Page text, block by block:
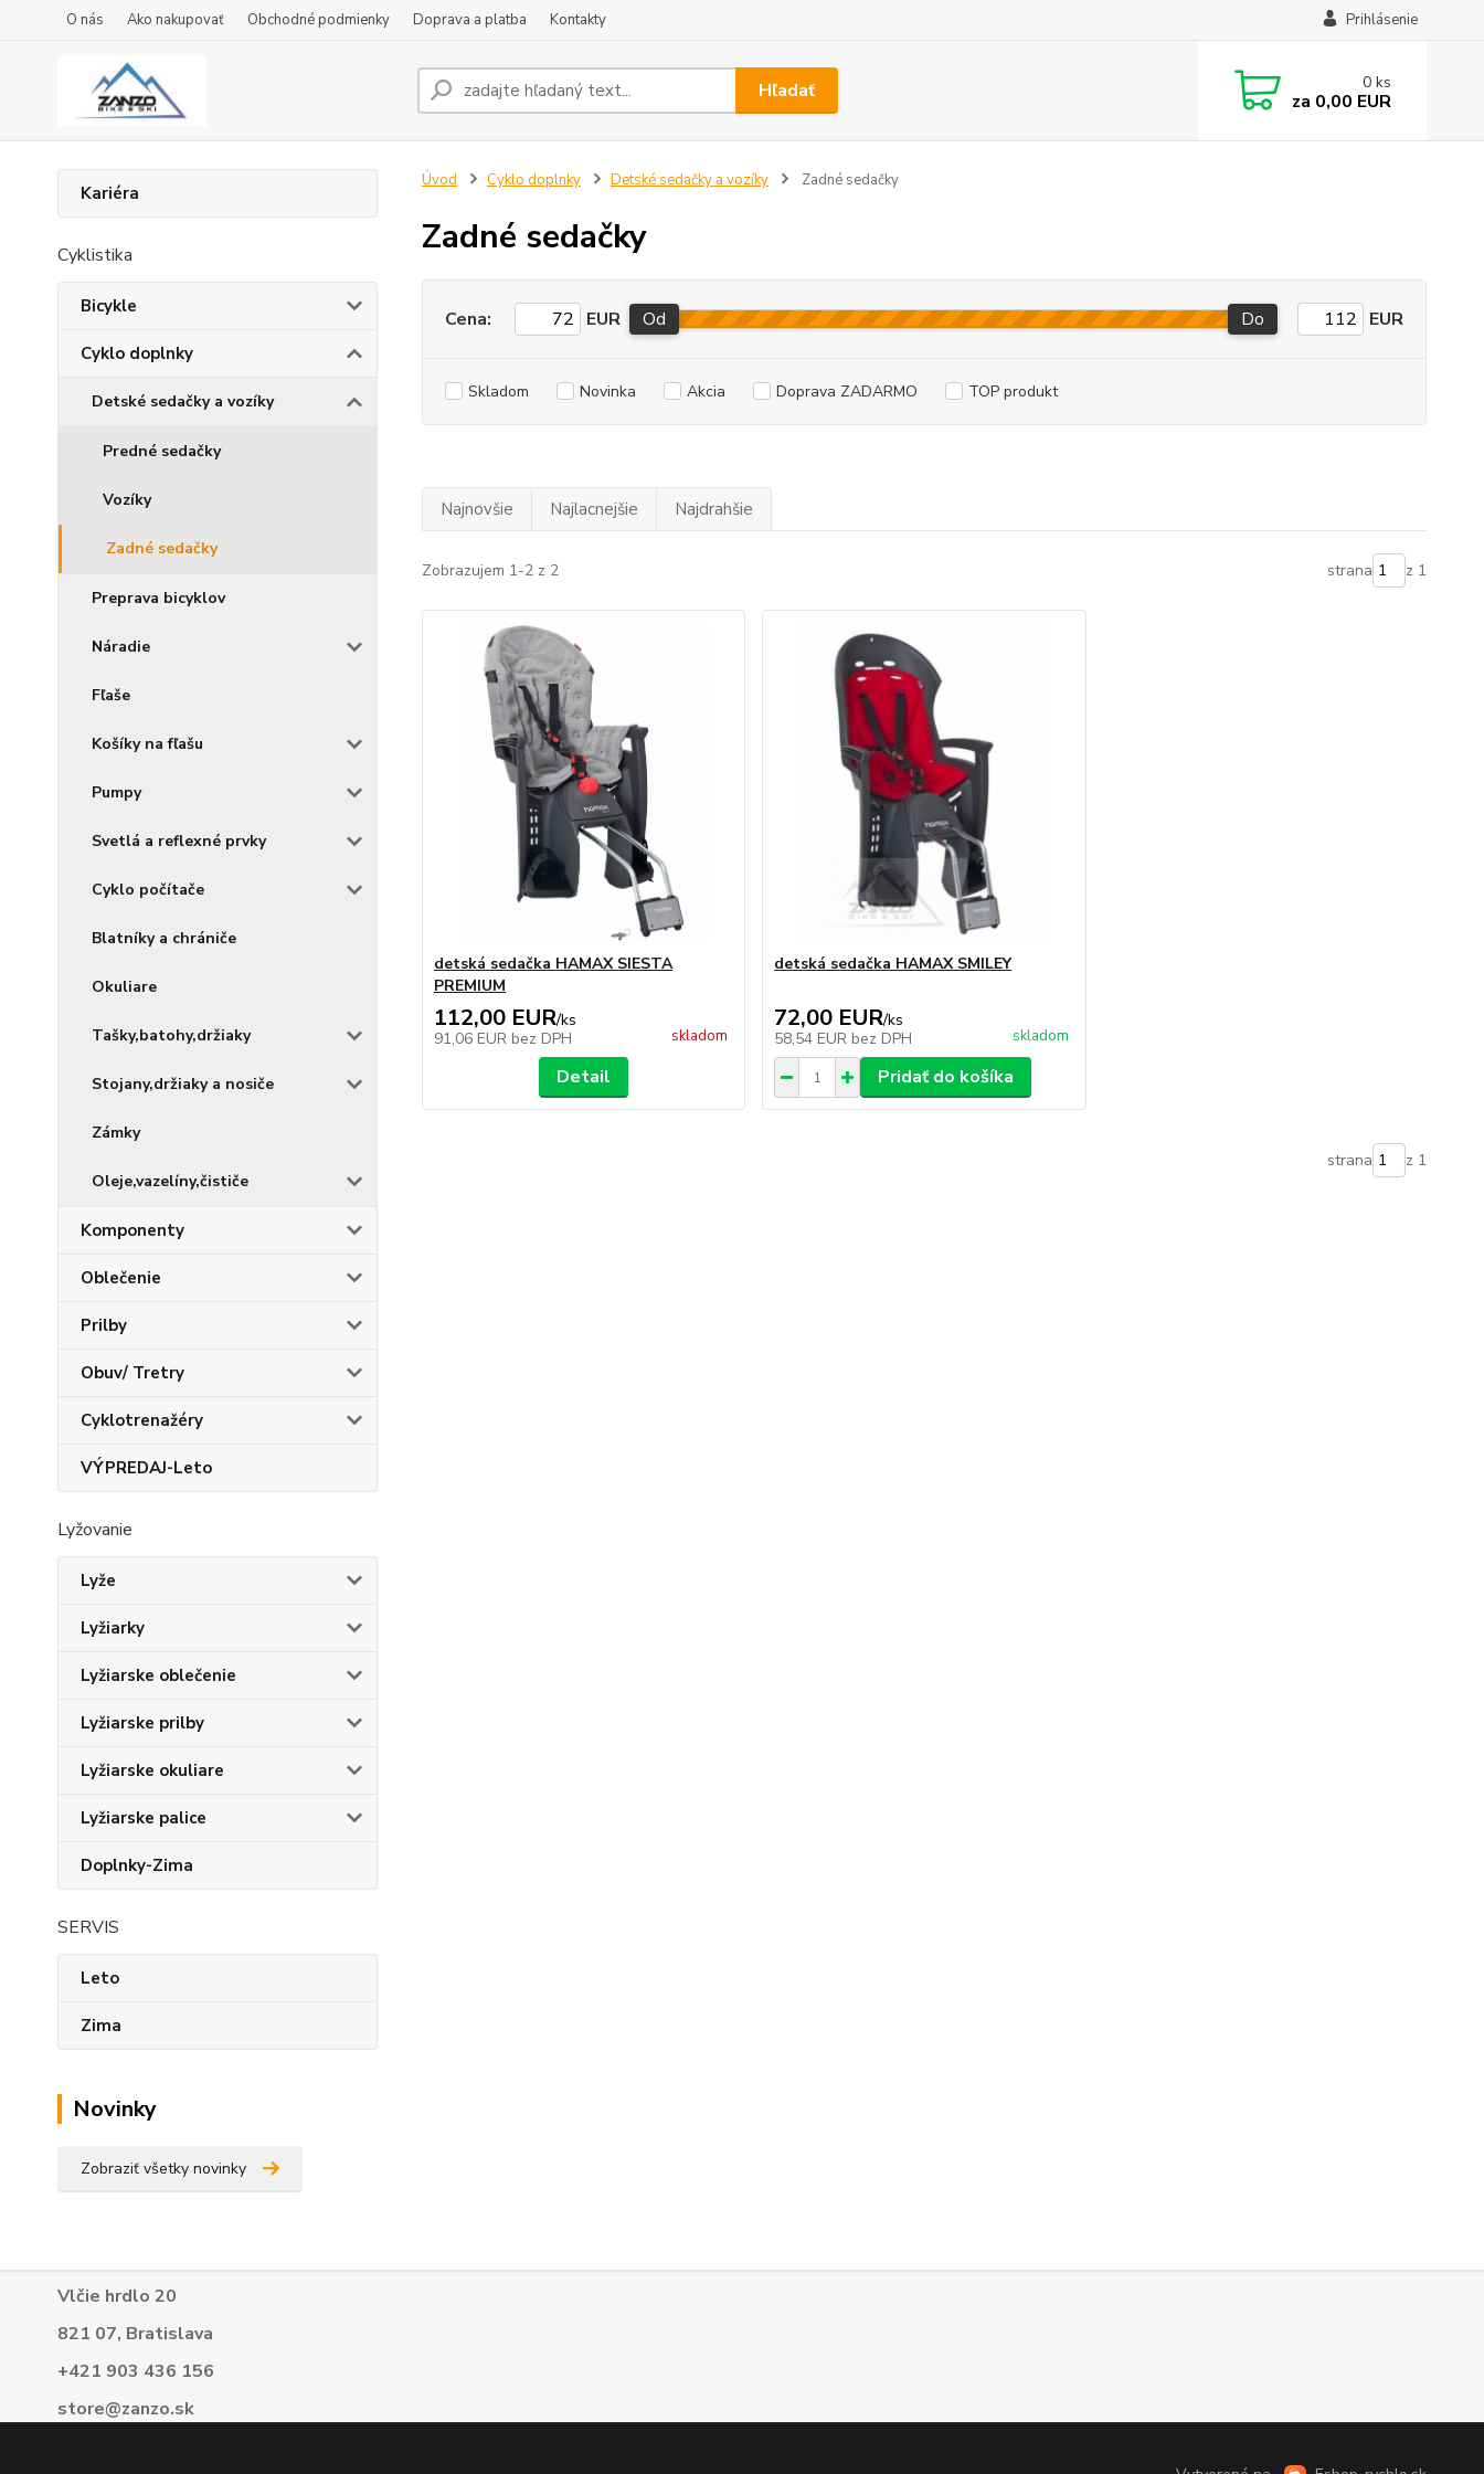
O nás Ako nakupovať Obchodné podmienky Doprava a platba Kontakty Prihlásenie
Hľadať 0 ks
za 0,00 EUR
Kariéra
Cyklistika
Bicykle
Cyklo doplnky
Detské sedačky a vozíky
Predné sedačky
Vozíky
Zadné sedačky
Preprava bicyklov
Náradie
Fľaše
Košíky na fľašu
Pumpy
Svetlá a reflexné prvky
Cyklo počítače
Blatníky a chrániče
Okuliare
Tašky,batohy,držiaky
Stojany,držiaky a nosiče
Zámky
Oleje,vazelíny,čističe
Komponenty
Oblečenie
Prilby
Obuv/ Tretry
Cyklotrenažéry
VÝPREDAJ-Leto
Lyžovanie
Lyže
Lyžiarky
Lyžiarske oblečenie
Lyžiarske prilby
Lyžiarske okuliare
Lyžiarske palice
Doplnky-Zima
SERVIS
Leto
Zima
Novinky
Zobraziť všetky novinky
Úvod Cyklo doplnky Detské sedačky a vozíky Zadné sedačky
Zadné sedačky
Cena: EUR Od Do EUR
Skladom Novinka Akcia Doprava ZADARMO TOP produkt
Najnovšie Najlacnejšie Najdrahšie
Zobrazujem 1-2 z 2 strana z 1
detská sedačka HAMAX SIESTA
PREMIUM
112,00 EUR/ks
91,06 EUR bez DPH skladom
Detail
detská sedačka HAMAX SMILEY
72,00 EUR/ks
58,54 EUR bez DPH skladom
Pridať do košíka
strana z 1
Vlčie hrdlo 20
821 07, Bratislava
+421 903 436 156
store@zanzo.sk